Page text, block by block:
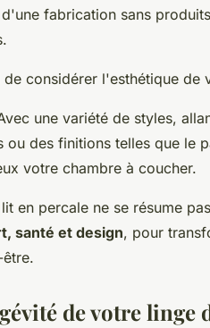
d'une fabrication sans
considérer l'esthétique de
une variété de styles,
ou des finitions telles que le
votre chambre à coucher.
en percale ne se résume
santé et design, pour
de votre linge